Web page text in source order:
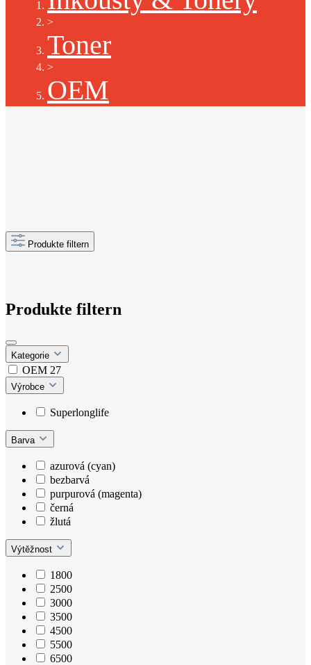
>
Toner
>
OEM
Produkte filtern
Produkte filtern
Kategorie
OEM 27
Výrobce
Superlonglife
Barva
azurová (cyan)
bezbarvá
purpurová (magenta)
černá
žlutá
Výtěžnost
1800
2500
3000
3500
4500
5500
6500